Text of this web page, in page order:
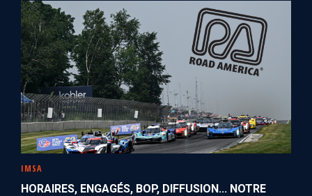
IMSA
HORAIRES, ENGAGÉS, BOP, DIFFUSION... NOTRE